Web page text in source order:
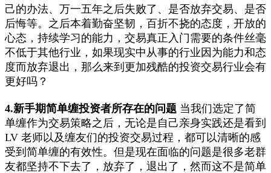
己的办法、万一五年之后失败了、是否放弃交易、是否
后悔等。之后本着勤奋坚韧，百折不挠的态度，开放的
心态，持续学习的能力，交易真正入门需要的条件丝毫
不低于其他行业，如果现实中从事的行业因为能力和态
度而放弃退出，那么来到更加残酷的投资交易行业会有
更好吗？
4.新手期简单缠投资者所存在的问题 当我们选定了简
单缠作为交易策略之后，无论是自己亲身实践还是看到
LV 老师以及缠友们的投资交易过程，都可以清晰的感
受到简单缠的有效性。但是现在面临的问题是很多老群
友都坚持不下去了，放弃了，退出了，然而这不是简单